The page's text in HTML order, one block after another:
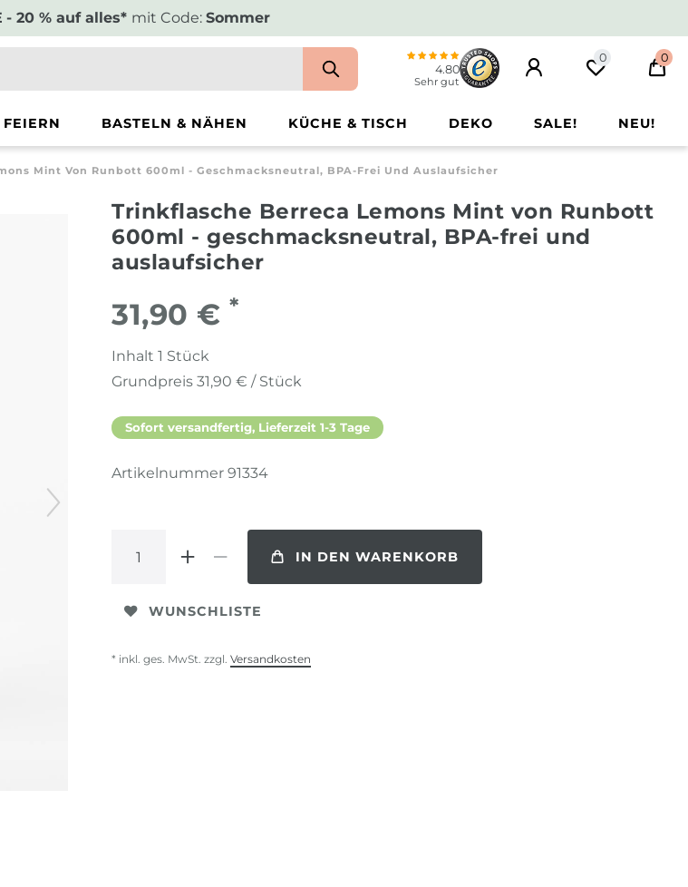
- 20 % auf alles* mit Code: Sommer
4.80
Sehr gut
0 0
BASTELN & NÄHEN KÜCHE & TISCH DEKO SALE! NEU!
Mint Von Runbott 600ml - Geschmacksneutral, BPA-Frei Und Auslaufsicher
Trinkflasche Berreca Lemons Mint von Runbott
600ml - geschmacksneutral, BPA-frei und
auslaufsicher
31,90 € *
Inhalt 1 Stück
Grundpreis 31,90 € / Stück
Sofort versandfertig, Lieferzeit 1-3 Tage
Artikelnummer 91334
IN DEN WARENKORB
WUNSCHLISTE
* inkl. ges. MwSt. zzgl. Versandkosten